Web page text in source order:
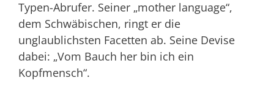
Typen-Abrufer. Seiner „mother language“,
dem Schwäbischen, ringt er die
unglaublichsten Facetten ab. Seine Devise
dabei: „Vom Bauch her bin ich ein
Kopfmensch“.